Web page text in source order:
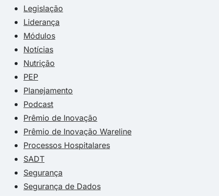
Legislação
Liderança
Módulos
Notícias
Nutrição
PEP
Planejamento
Podcast
Prêmio de Inovação
Prêmio de Inovação Wareline
Processos Hospitalares
SADT
Segurança
Segurança de Dados